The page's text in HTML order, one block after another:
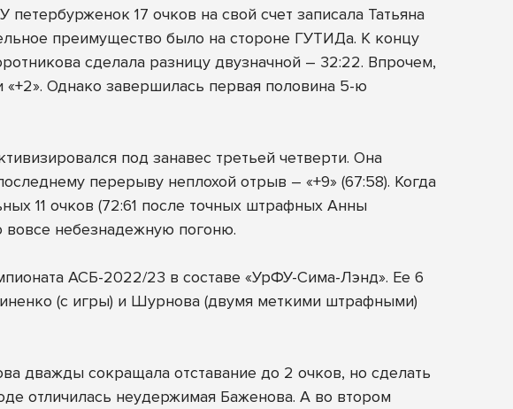
17 очков на свой счет записала Татьяна
преимущество было на стороне ГУТИДа. К концу
сделала разницу двузначной – 32:22. Впрочем,
Однако завершилась первая половина 5-ю
под занавес третьей четверти. Она
перерыву неплохой отрыв – «+9» (67:58). Когда
11 очков (72:61 после точных штрафных Анны
вовсе небезнадежную погоню.
АСБ-2022/23 в составе «УрФУ-Сима-Лэнд». Ее 6
(с игры) и Шурнова (двумя меткими штрафными)
дважды сокращала отставание до 2 очков, но сделать
отличилась неудержимая Баженова. А во втором